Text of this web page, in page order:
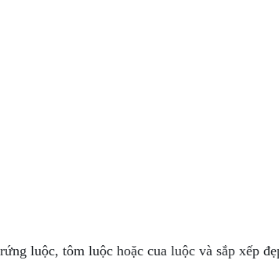
luộc, tôm luộc hoặc cua luộc và sắp xếp